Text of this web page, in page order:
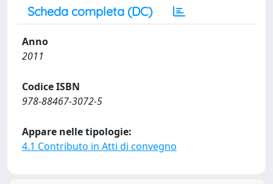
Scheda completa (DC)
Anno
2011
Codice ISBN
978-88467-3072-5
Appare nelle tipologie:
4.1 Contributo in Atti di convegno